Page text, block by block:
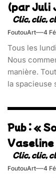
(par Juli
FoutouArt 4
Tous les
Nous
manière.
la spacieuse
branchait
Pub : «
Vaseline
FoutouArt 4